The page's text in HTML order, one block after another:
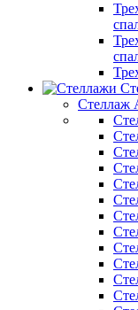
Стеллаж